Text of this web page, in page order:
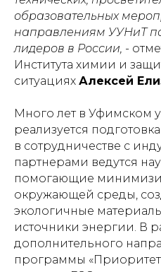
образовательных
направлениям УУНиТ
лидеров в России, -
Института химии и
ситуациях Алексей
Много лет в Уфимском
реализуется
в сотрудничестве с
партнерами ведутся
помогающие
окружающей среды,
экологичные
источники энергии. В
дополнительного
программы